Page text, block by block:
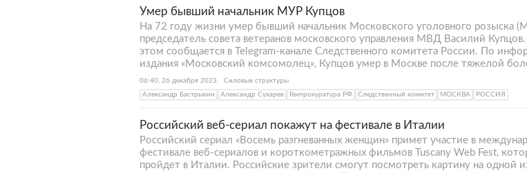
Умер бывший начальник МУР Купцов
На 72 году жизни умер бывший начальник Московского уголовного розыска
председатель совета ветеранов московского управления МВД Василий
этом сообщается в Telegram-канале Следственного комитета России. По
издания «Московский комсомолец», Купцов умер в Москве после тяжелой
06:40, 26 декабря 2023
Силовые структуры
Александр Бастрыкин
Александр Сухарев Генпрокуратура РФ Следственный комитет МОСКВА РОССИЯ
Российский веб-сериал покажут на фестивале в Италии
Российский сериал «Восемь разгневанных женщин» примет участие в
фестивале веб-сериалов и короткометражных фильмов Tuscany Web Fest,
пройдет в Италии. Российские зрители смогут посмотреть картину на одной